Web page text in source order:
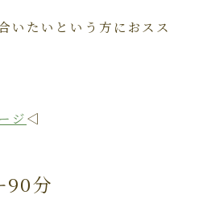
いたいという方におスス
ジ◁
90分